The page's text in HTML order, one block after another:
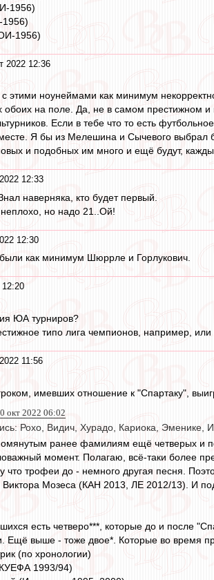
1956)
1956)
2022 12:36
этими ноунеймами как минимум
обоих на поле. Да, не в самом престижном
Если в тебе что то есть
Я бы из Мелешина и Сычевого
и подобных им много и ещё будут,
12:33
наверняка, кто будет первый.
но надо 21..Ой!
12:30
как минимум Шюррле и Горлукович.
12:20
ЮА турниров?
типо лига чемпионов, например,
11:56
имевших отношение к "Спартаку",
окт 2022 06:02
Рохо, Видич, Хурадо, Кариока, Эменике,
ранее фамилиям ещё четверых и
момент. Полагаю, всё-таки более
что трофеи до - немного другая песня.
Мозеса (КАН 2013, ЛЕ 2012/13). И
есть четверо***, которые до и после
Ещё выше - тоже двое*. Которые во время
(по хронологии)
1993/94)